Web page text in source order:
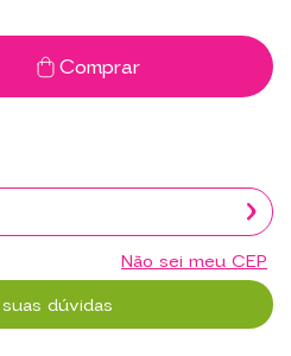
Comprar
Não sei meu CEP
dúvidas